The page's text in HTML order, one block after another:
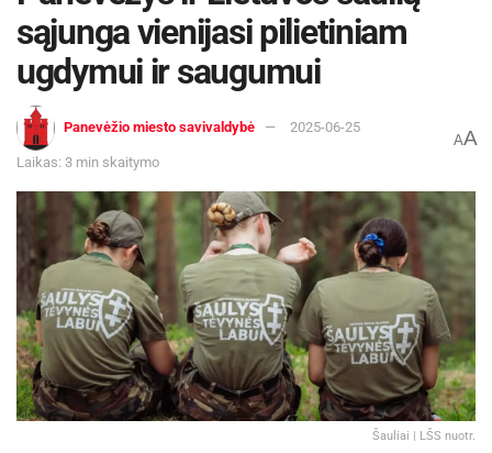
sąjunga vienijasi pilietiniam
ugdymui ir saugumui
Panevėžio miesto savivaldybė 2025-06-25
Laikas: 3 min skaitymo
AA
Šauliai | LŠS nuotr.